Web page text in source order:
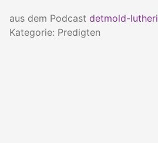
aus dem Podcast detmold-
Kategorie: Predigten